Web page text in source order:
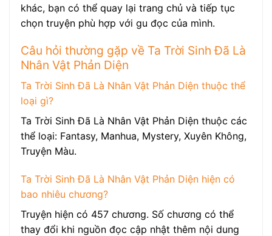
khác, bạn có thể quay lại trang chủ và tiếp tục
chọn truyện phù hợp với gu đọc của mình.
Câu hỏi thường gặp về Ta Trời Sinh Đã Là
Nhân Vật Phản Diện
Ta Trời Sinh Đã Là Nhân Vật Phản Diện thuộc thể
loại gì?
Ta Trời Sinh Đã Là Nhân Vật Phản Diện thuộc các
thể loại: Fantasy, Manhua, Mystery, Xuyên Không,
Truyện Màu.
Ta Trời Sinh Đã Là Nhân Vật Phản Diện hiện có
bao nhiêu chương?
Truyện hiện có 457 chương. Số chương có thể
thay đổi khi nguồn đọc cập nhật thêm nội dung